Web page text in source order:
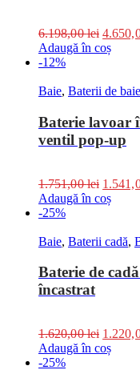
6.198,00lei
Adaugă în coș
-12%
Baie, Baterii de baie
Baterie lavoar
ventil pop-up
1.751,00lei
Adaugă în coș
-25%
Baie, Baterii cadă,
Baterie de
încastrat
1.620,00lei
Adaugă în coș
-25%